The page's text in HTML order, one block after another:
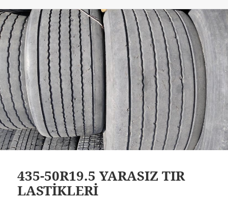
435-50R19.5 YARASIZ TIR
LASTİKLERİ